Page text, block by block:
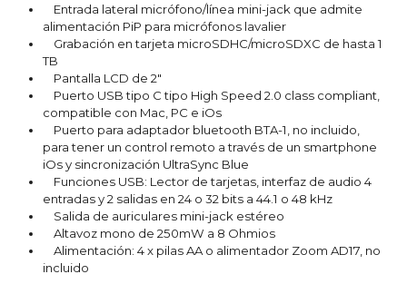
Entrada lateral micrófono/línea mini-jack que admite
alimentación PiP para micrófonos lavalier
Grabación en tarjeta microSDHC/microSDXC de hasta 1
TB
Pantalla LCD de 2"
Puerto USB tipo C tipo High Speed 2.0 class compliant,
compatible con Mac, PC e iOs
Puerto para adaptador bluetooth BTA-1, no incluido,
para tener un control remoto a través de un smartphone
iOs y sincronización UltraSync Blue
Funciones USB: Lector de tarjetas, interfaz de audio 4
entradas y 2 salidas en 24 o 32 bits a 44.1 o 48 kHz
Salida de auriculares mini-jack estéreo
Altavoz mono de 250mW a 8 Ohmios
Alimentación: 4 x pilas AA o alimentador Zoom AD17, no
incluido